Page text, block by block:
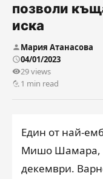
позволи
иска
Мария Атанасова
04/01/2023
29 views
1 min read
Един от най-
Мишо Шамара,
декември.